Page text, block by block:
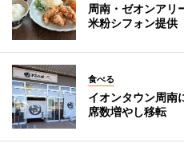
周南・ゼオンア
米粉シフォン提供
食べる
イオンタウン周南
席数増やし移転